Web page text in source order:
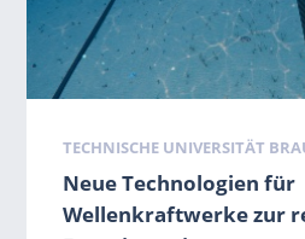
Neue Technologien für
Wellenkraftwerke zur
Schlagwörter
TECHNISCHE UNIVERSITÄT